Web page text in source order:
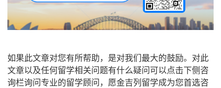
如果此文章对您有所帮助，是对我们最大的鼓励。对此
文章以及任何留学相关问题有什么疑问可以点击下侧咨
询栏询问专业的留学顾问，愿金吉列留学成为您首选咨